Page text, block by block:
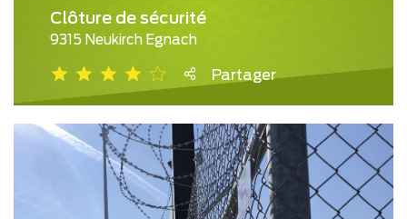
Clôture de sécurité
9315 Neukirch Egnach
Partager